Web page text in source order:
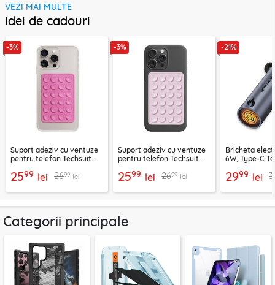
VEZI MAI MULTE
Idei de cadouri
-3%
Suport adeziv cu ventuze
pentru telefon Techsuit
2599 lei 2699 lei
-3%
Suport adeziv cu ventuze
pentru telefon Techsuit
2599 lei 2699 lei
-21%
Bricheta
6W, Type-C
2999 lei
Categorii principale